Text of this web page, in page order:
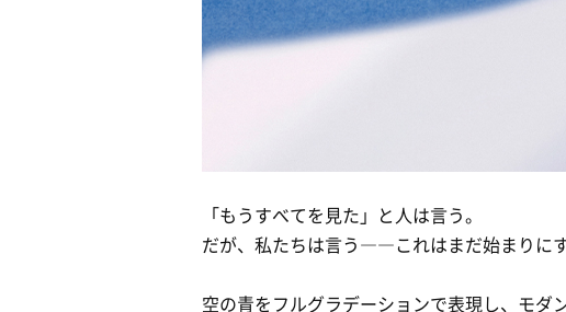
「もうすべてを見た」と人は言う。
だが、私たちは言う――これはまだ始まりにす
空の青をフルグラデーションで表現し、モダ